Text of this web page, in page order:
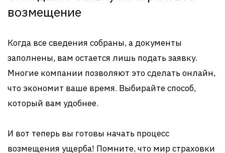
возмещение
Когда все сведения собраны, а документы
заполнены, вам остается лишь подать заявку.
Многие компании позволяют это сделать онлайн,
что экономит ваше время. Выбирайте способ,
который вам удобнее.
И вот теперь вы готовы начать процесс
возмещения ущерба! Помните, что мир страховки